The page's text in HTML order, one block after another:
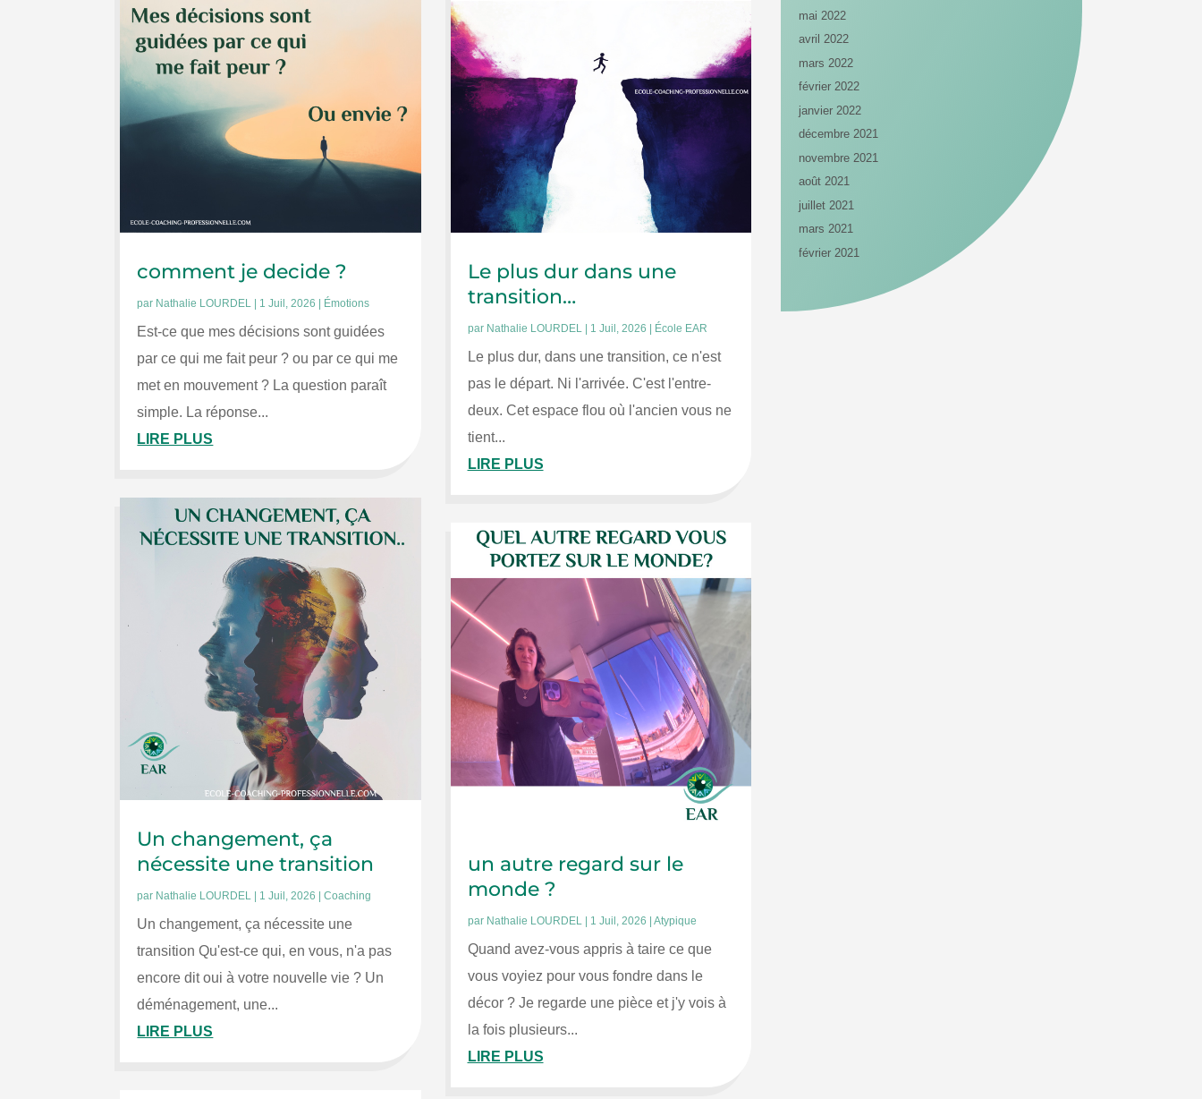
comment je decide ?
par Nathalie LOURDEL 1 Juil, 2026 Émotions
Est-ce que mes décisions sont guidées
par ce qui me fait peur ? ou par ce qui me
met en mouvement ? La question paraît
simple. La réponse...
LIRE PLUS
Un changement, ça
nécessite une transition
par Nathalie LOURDEL 1 Juil, 2026 |Coaching
Un changement, ça nécessite une
transition Qu'est-ce qui, en vous, n'a pas
encore dit oui à votre nouvelle vie ? Un
déménagement, une...
LIRE PLUS
Le plus dur dans une
transition…
par Nathalie LOURDEL| 1 Juil, 2026 École EAR
Le plus dur, dans une transition, ce n'est
pas le départ. Ni l'arrivée. C'est l'entre-
deux. Cet espace flou où l'ancien vous ne
tient...
LIRE PLUS
un autre regard sur le
monde ?
par Nathalie LOURDEL| 1 Juil, 2026 Atypique
Quand avez-vous appris à taire ce que
vous voyiez pour vous fondre dans le
décor ? Je regarde une pièce et j'y vois à
la fois plusieurs...
LIRE PLUS
mai 2022
avril 2022
mars 2022
février 2022
janvier 2022
décembre 2021
novembre 2021
août 2021
juillet 2021
mars 2021
février 2021